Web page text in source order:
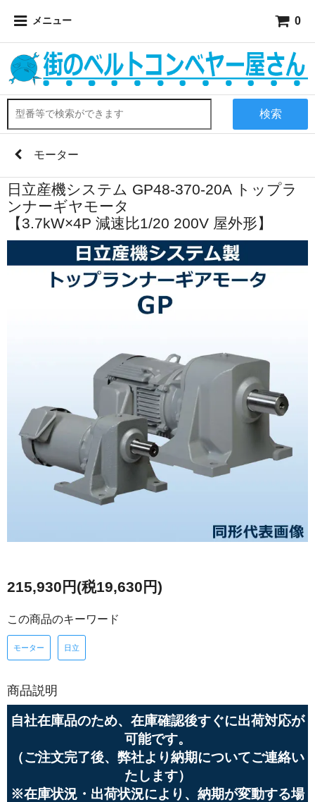
メニュー 0
検索
モーター
日立産機システム GP48-370-20A トップラ
ンナーギヤモータ
【3.7kW×4P 減速比1/20 200V 屋外形】
215,930円(税19,630円)
この商品のキーワード
モーター 日立
商品説明
自社在庫品のため、在庫確認後すぐに出荷対応が
可能です。
（ご注文完了後、弊社より納期についてご連絡い
たします）
※在庫状況・出荷状況により、納期が変動する場